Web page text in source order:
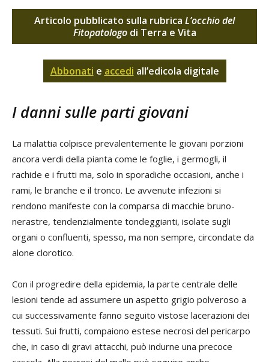
Articolo pubblicato sulla rubrica L’occhio del
Fitopatologodi Terra e Vita
Abbonati e accedi all’edicola digitale
I danni sulle parti giovani
La malattia colpisce prevalentemente le giovani porzioni
ancora verdi della pianta come le foglie, i germogli, il
rachide e i frutti ma, solo in sporadiche occasioni, anche i
rami, le branche e il tronco. Le avvenute infezioni si
rendono manifeste con la comparsa di macchie bruno-
nerastre, tendenzialmente tondeggianti, isolate sugli
organi o confluenti, spesso, ma non sempre, circondate da
alone clorotico.
Con il progredire della epidemia, la parte centrale delle
lesioni tende ad assumere un aspetto grigio polveroso a
cui successivamente fanno seguito vistose lacerazioni dei
tessuti. Sui frutti, compaiono estese necrosi del pericarpo
che, in caso di gravi attacchi, può indurne una precoce